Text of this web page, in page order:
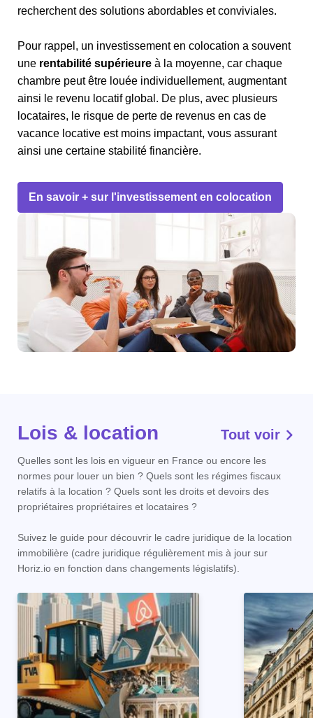
recherchent des solutions abordables et conviviales.
Pour rappel, un investissement en colocation a souvent
une rentabilité supérieure à la moyenne, car chaque
chambre peut être louée individuellement, augmentant
ainsi le revenu locatif global. De plus, avec plusieurs
locataires, le risque de perte de revenus en cas de
vacance locative est moins impactant, vous assurant
ainsi une certaine stabilité financière.
En savoir + sur l'investissement en colocation
Lois & location Tout voir
Quelles sont les lois en vigueur en France ou encore les
normes pour louer un bien ? Quels sont les régimes fiscaux
relatifs à la location ? Quels sont les droits et devoirs des
propriétaires propriétaires et locataires ?
Suivez le guide pour découvrir le cadre juridique de la location
immobilière (cadre juridique régulièrement mis à jour sur
Horiz.io en fonction dans changements législatifs).